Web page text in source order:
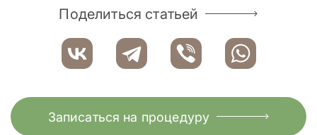
Поделиться статьей
Записаться на процедуру